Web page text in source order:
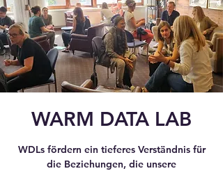
WARM DATA LAB
WDLs fördern ein tieferes Verständnis für
die Beziehungen, die unsere